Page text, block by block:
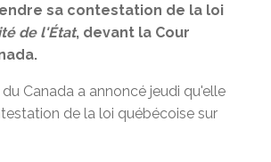
sa contestation de la loi
de l'État, devant la Cour
Canada a annoncé jeudi qu'elle
de la loi québécoise sur